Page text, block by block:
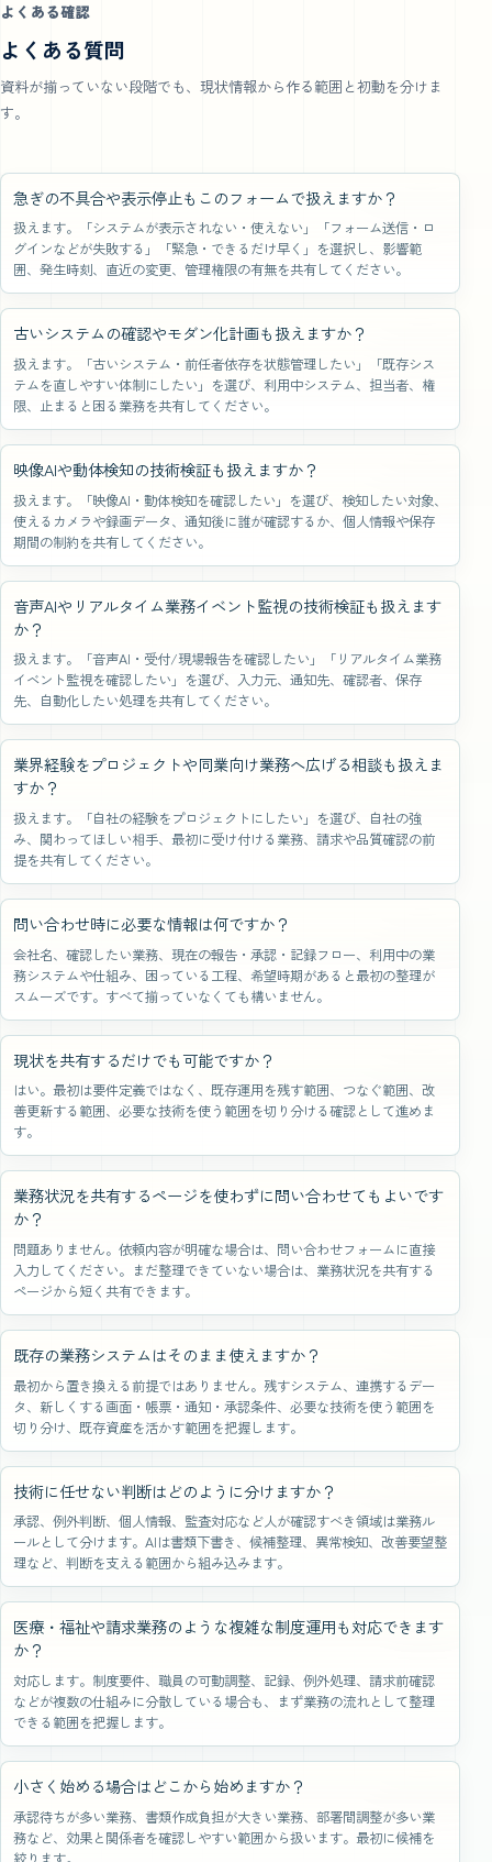
よくある確認
よくある質問
資料が揃っていない段階でも、現状情報から作る範囲と初動を分けま
す。
急ぎの不具合や表示停止もこのフォームで扱えますか？
扱えます。「システムが表示されない・使えない」「フォーム送信・ロ
グインなどが失敗する」「緊急・できるだけ早く」を選択し、影響範
囲、発生時刻、直近の変更、管理権限の有無を共有してください。
古いシステムの確認やモダン化計画も扱えますか？
扱えます。「古いシステム・前任者依存を状態管理したい」「既存シス
テムを直しやすい体制にしたい」を選び、利用中システム、担当者、権
限、止まると困る業務を共有してください。
映像AIや動体検知の技術検証も扱えますか？
扱えます。「映像AI・動体検知を確認したい」を選び、検知したい対象、
使えるカメラや録画データ、通知後に誰が確認するか、個人情報や保存
期間の制約を共有してください。
音声AIやリアルタイム業務イベント監視の技術検証も扱えます
か？
扱えます。「音声AI・受付/現場報告を確認したい」「リアルタイム業務
イベント監視を確認したい」を選び、入力元、通知先、確認者、保存
先、自動化したい処理を共有してください。
業界経験をプロジェクトや同業向け業務へ広げる相談も扱えま
すか？
扱えます。「自社の経験をプロジェクトにしたい」を選び、自社の強
み、関わってほしい相手、最初に受け付ける業務、請求や品質確認の前
提を共有してください。
問い合わせ時に必要な情報は何ですか？
会社名、確認したい業務、現在の報告・承認・記録フロー、利用中の業
務システムや仕組み、困っている工程、希望時期があると最初の整理が
スムーズです。すべて揃っていなくても構いません。
現状を共有するだけでも可能ですか？
はい。最初は要件定義ではなく、既存運用を残す範囲、つなぐ範囲、改
善更新する範囲、必要な技術を使う範囲を切り分ける確認として進めま
す。
業務状況を共有するページを使わずに問い合わせてもよいです
か？
問題ありません。依頼内容が明確な場合は、問い合わせフォームに直接
入力してください。まだ整理できていない場合は、業務状況を共有する
ページから短く共有できます。
既存の業務システムはそのまま使えますか？
最初から置き換える前提ではありません。残すシステム、連携するデー
タ、新しくする画面・帳票・通知・承認条件、必要な技術を使う範囲を
切り分け、既存資産を活かす範囲を把握します。
技術に任せない判断はどのように分けますか？
承認、例外判断、個人情報、監査対応など人が確認すべき領域は業務ル
ールとして分けます。AIは書類下書き、候補整理、異常検知、改善要望整
理など、判断を支える範囲から組み込みます。
医療・福祉や請求業務のような複雑な制度運用も対応できます
か？
対応します。制度要件、職員の可動調整、記録、例外処理、請求前確認
などが複数の仕組みに分散している場合も、まず業務の流れとして整理
できる範囲を把握します。
小さく始める場合はどこから始めますか？
承認待ちが多い業務、書類作成負担が大きい業務、部署間調整が多い業
務など、効果と関係者を確認しやすい範囲から扱います。最初に候補を